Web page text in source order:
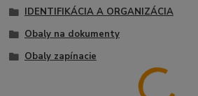
IDENTIFIKÁCIA A ORGANIZÁCIA
Obaly na dokumenty
Obaly zapínacie